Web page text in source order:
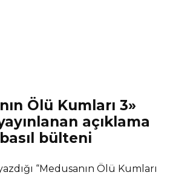
Ölü Kumları 3»
açıklama
bülteni
“Medusanın Ölü Kumları